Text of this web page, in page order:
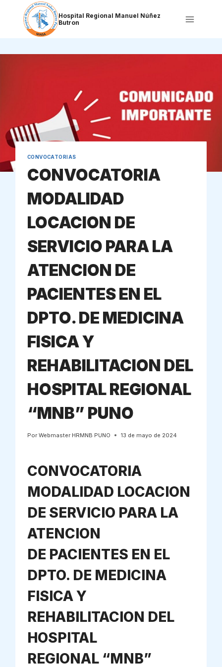
contenido
Hospital Regional Manuel Núñez
Butron
CONVOCATORIAS
CONVOCATORIA
MODALIDAD
LOCACION DE
SERVICIO PARA LA
ATENCION DE
PACIENTES EN EL
DPTO. DE MEDICINA
FISICA Y
REHABILITACION DEL
HOSPITAL REGIONAL
“MNB” PUNO
Por Webmaster HRMNB PUNO 13 de mayo de 2024
CONVOCATORIA
MODALIDAD LOCACION
DE SERVICIO PARA LA
ATENCION
DE PACIENTES EN EL
DPTO. DE MEDICINA
FISICA Y
REHABILITACION DEL
HOSPITAL
REGIONAL “MNB”